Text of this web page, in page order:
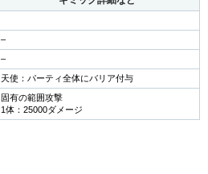
–
–
天使：パーティ全体にバリア付与
固有の範囲攻撃
1体：25000ダメージ